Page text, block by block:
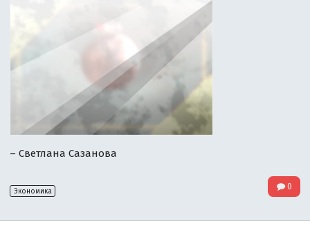
– Светлана Сазанова
Экономика 0